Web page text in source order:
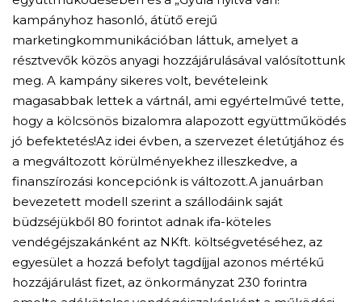
kampányhoz hasonló, átütő erejű
marketingkommunikációban láttuk, amelyet a
résztvevők közös anyagi hozzájárulásával valósítottunk
meg. A kampány sikeres volt, bevételeink
magasabbak lettek a vártnál, ami egyértelművé tette,
hogy a kölcsönös bizalomra alapozott együttműködés
jó befektetés!Az idei évben, a szervezet életútjához és
a megváltozott körülményekhez illeszkedve, a
finanszírozási koncepciónk is változott.A januárban
bevezetett modell szerint a szállodáink saját
büdzséjükből 80 forintot adnak ifa-köteles
vendégéjszakánként az NKft. költségvetéséhez, az
egyesület a hozzá befolyt tagdíjjal azonos mértékű
hozzájárulást fizet, az önkormányzat 230 forintra